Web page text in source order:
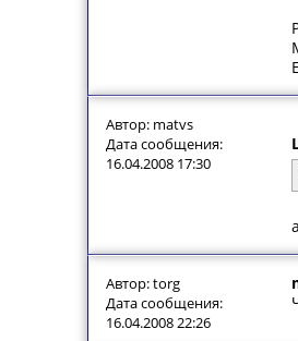
Автор: matvs
Дата сообщения:
16.04.2008 17:30
Автор: torg
Дата сообщения:
16.04.2008 22:26